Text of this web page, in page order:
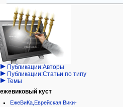
Навигация
персональные инструменты
войти
запрос
учётной
записи
категории
Израиль:Страна и
государство
Иудаизм
Народ
Проекты
Проекты/Участники/
дополнения
Публикации:Авторы
Публикации:Статьи по типу
Темы
ежевиковый куст
ЕжеВиКа,Еврейская Вики-